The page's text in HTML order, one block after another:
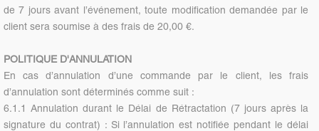
de 7 jours avant l’événement, toute modification demandée par le
client sera soumise à des frais de 20,00 €.
POLITIQUE D'ANNULATION
En cas d’annulation d’une commande par le client, les frais
d’annulation sont déterminés comme suit :
6.1.1 Annulation durant le Délai de Rétractation (7 jours après la
signature du contrat) : Si l’annulation est notifiée pendant le délai